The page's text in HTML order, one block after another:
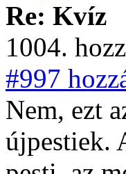
Re: Kvíz
1004.
#997
Nem, ezt
újpestiek.